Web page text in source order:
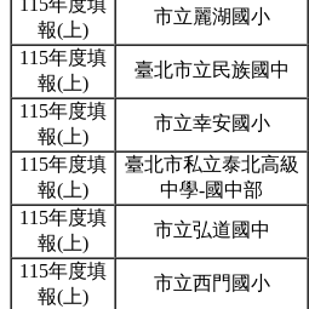
115年度填
報(上)
市立麗湖國小
115年度填
報(上)
臺北市立民族國中
115年度填
報(上)
市立幸安國小
115年度填
報(上)
臺北市私立泰北高級
中學-國中部
115年度填
報(上)
市立弘道國中
115年度填
報(上)
市立西門國小